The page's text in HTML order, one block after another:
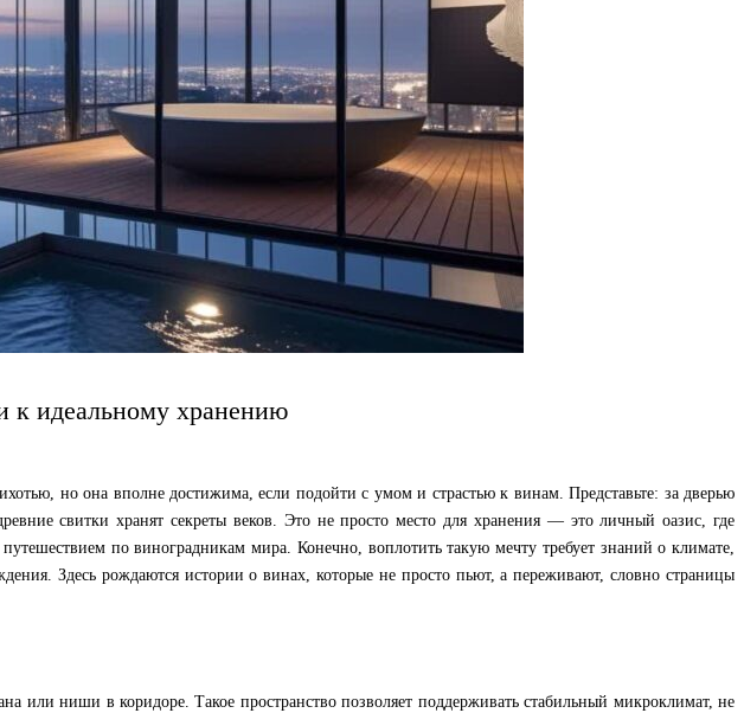
к идеальному хранению
но она вполне достижима, если подойти с умом и страстью к винам. Представьте: за дверью
свитки хранят секреты веков. Это не просто место для хранения — это личный оазис, где
по виноградникам мира. Конечно, воплотить такую мечту требует знаний о климате,
Здесь рождаются истории о винах, которые не просто пьют, а переживают, словно страницы
или ниши в коридоре. Такое пространство позволяет поддерживать стабильный микроклимат, не